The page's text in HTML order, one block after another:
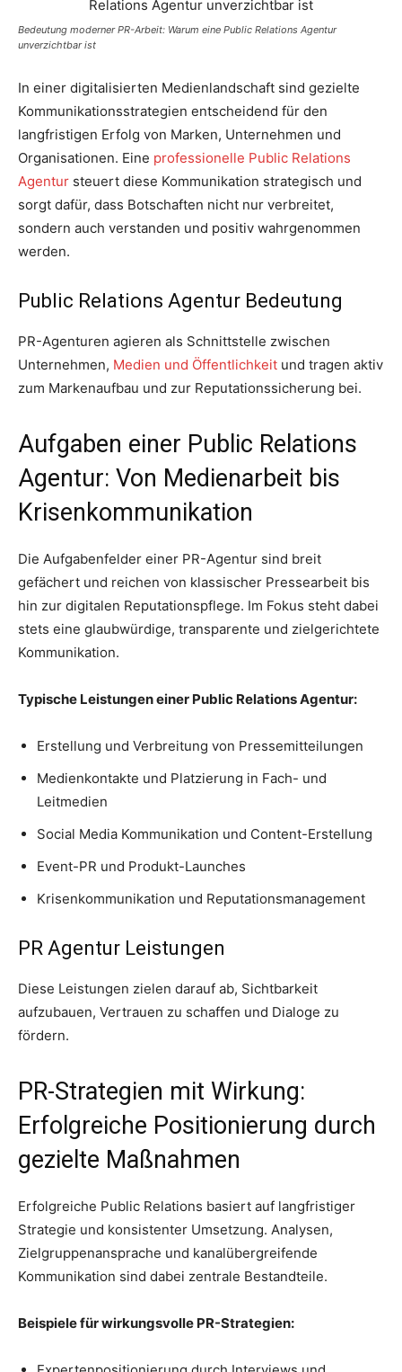
Bedeutung moderner PR-Arbeit: Warum eine Public Relations Agentur
unverzichtbar ist
In einer digitalisierten Medienlandschaft sind gezielte
Kommunikationsstrategien entscheidend für den
langfristigen Erfolg von Marken, Unternehmen und
Organisationen. Eine professionelle Public Relations
Agentur steuert diese Kommunikation strategisch und
sorgt dafür, dass Botschaften nicht nur verbreitet,
sondern auch verstanden und positiv wahrgenommen
werden.
Public Relations Agentur Bedeutung
PR-Agenturen agieren als Schnittstelle zwischen
Unternehmen, Medien und Öffentlichkeit und tragen aktiv
zum Markenaufbau und zur Reputationssicherung bei.
Aufgaben einer Public Relations
Agentur: Von Medienarbeit bis
Krisenkommunikation
Die Aufgabenfelder einer PR-Agentur sind breit
gefächert und reichen von klassischer Pressearbeit bis
hin zur digitalen Reputationspflege. Im Fokus steht dabei
stets eine glaubwürdige, transparente und zielgerichtete
Kommunikation.
Typische Leistungen einer Public Relations Agentur:
Erstellung und Verbreitung von Pressemitteilungen
Medienkontakte und Platzierung in Fach- und
Leitmedien
Social Media Kommunikation und Content-Erstellung
Event-PR und Produkt-Launches
Krisenkommunikation und Reputationsmanagement
PR Agentur Leistungen
Diese Leistungen zielen darauf ab, Sichtbarkeit
aufzubauen, Vertrauen zu schaffen und Dialoge zu
fördern.
PR-Strategien mit Wirkung:
Erfolgreiche Positionierung durch
gezielte Maßnahmen
Erfolgreiche Public Relations basiert auf langfristiger
Strategie und konsistenter Umsetzung. Analysen,
Zielgruppenansprache und kanalübergreifende
Kommunikation sind dabei zentrale Bestandteile.
Beispiele für wirkungsvolle PR-Strategien: